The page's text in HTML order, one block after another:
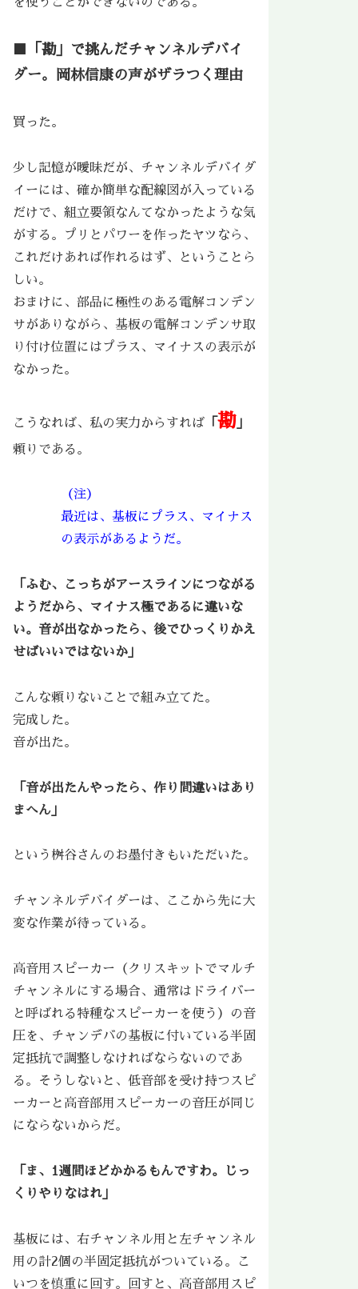
を使うことができないのである。
■「勘」で挑んだチャンネルデバイ
ダー。岡林信康の声がザラつく理由
買った。
少し記憶が曖昧だが、チャンネルデバイダ
イーには、確か簡単な配線図が入っている
だけで、組立要領なんてなかったような気
がする。プリとパワーを作ったヤツなら、
これだけあれば作れるはず、ということら
しい。
おまけに、部品に極性のある電解コンデン
サがありながら、基板の電解コンデンサ取
り付け位置にはプラス、マイナスの表示が
なかった。
こうなれば、私の実力からすれば 「 勘 」
頼りである。
（注）
最近は、基板にプラス、マイナス
の表示があるようだ。
「ふむ、こっちがアースラインにつながる
ようだから、マイナス極であるに違いな
い。音が出なかったら、後でひっくりかえ
せばいいではないか」
こんな頼りないことで組み立てた。
完成した。
音が出た。
「音が出たんやったら、作り間違いはあり
まへん」
という桝谷さんのお墨付きもいただいた。
チャンネルデバイダーは、ここから先に大
変な作業が待っている。
高音用スピーカー（クリスキットでマルチ
チャンネルにする場合、通常はドライバー
と呼ばれる特種なスピーカーを使う）の音
圧を、チャンデバの基板に付いている半固
定抵抗で調整しなければならないのであ
る。そうしないと、低音部を受け持つスピ
ーカーと高音部用スピーカーの音圧が同じ
にならないからだ。
「ま、 1週間ほどかかる もんですわ。じっ
くりやりなはれ」
基板には、右チャンネル用と左チャンネル
用の計2個の半固定抵抗がついている。こ
いつを慎重に回す。回すと、高音部用スピ